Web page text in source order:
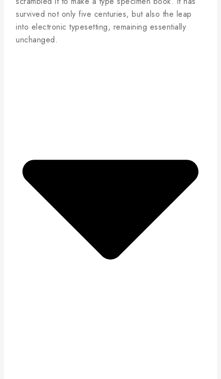
survived not only five centuries, but also the leap
into electronic typesetting, remaining essentially
unchanged.